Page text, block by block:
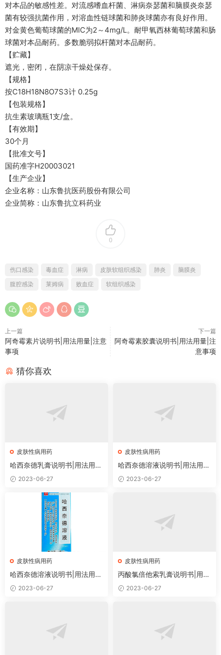
对本品的敏感性差。对流感嗜血杆菌、淋病奈瑟菌和脑膜炎奈瑟
菌有较强抗菌作用，对溶血性链球菌和肺炎球菌亦有良好作用。
对金黄色葡萄球菌的MIC为2～4mg/L。耐甲氧西林葡萄球菌和肠
球菌对本品耐药。多数脆弱拟杆菌对本品耐药。
【贮藏】
遮光，密闭，在阴凉干燥处保存。
【规格】
按C18H18N8O7S3计 0.25g
【包装规格】
抗生素玻璃瓶1支/盒。
【有效期】
30个月
【批准文号】
国药准字H20003021
【生产企业】
企业名称：山东鲁抗医药股份有限公司
企业简称：山东鲁抗立科药业
0
伤口感染 毒血症 淋病 皮肤软组织感染 肺炎
脑膜炎
腹腔感染
莱姆病 败血症 软组织感染
上一篇
阿奇霉素片说明书|用法用量|注意
事项
下一篇
阿奇霉素胶囊说明书|用法用量|注
意事项
猜你喜欢
皮肤性病用药
哈西奈德乳膏说明书|用法用
量|注意事项
2023-06-27
皮肤性病用药
哈西奈德溶液说明书|用法用
量|注意事项
2023-06-27
皮肤性病用药
哈西奈德溶液说明书|用法用
量|注意事项
2023-06-27
皮肤性病用药
丙酸氯倍他索乳膏说明书|用法
用量|注意事项
2023-06-27